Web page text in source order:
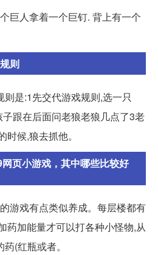
巨人拿着一个巨钉. 背上有一个
则
是:1先交代游戏规则,选一只
跟在后面问老狼老狼几点了3老
候,狼去抓他。
页小游戏，其中哪些比较好
游戏有点类似养成。每层楼都有
药加能量才可以打各种小怪物,从
(红瓶或者。